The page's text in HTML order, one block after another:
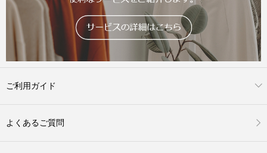
ご利用ガイド
よくあるご質問